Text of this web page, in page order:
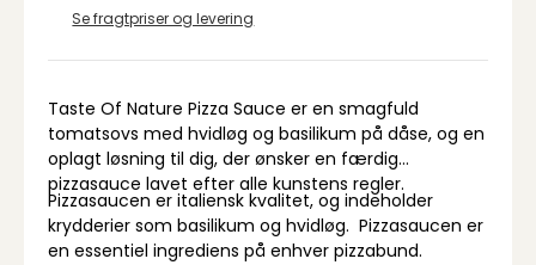
Se fragtpriser og levering
Taste Of Nature Pizza Sauce er en smagfuld
tomatsovs med hvidløg og basilikum på dåse, og en
oplagt løsning til dig, der ønsker en færdig
pizzasauce lavet efter alle kunstens regler.
Pizzasaucen er italiensk kvalitet, og indeholder
krydderier som basilikum og hvidløg. Pizzasaucen er
en essentiel ingrediens på enhver pizzabund.